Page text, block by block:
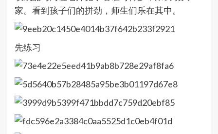
家。看到孩子们的拼劲，师生们乐在其中。
先练习